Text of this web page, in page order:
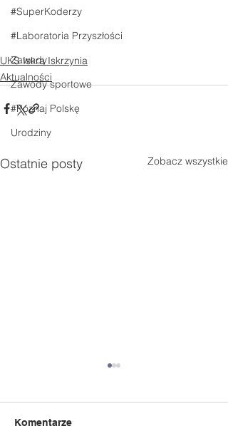
#SuperKoderzy
#Laboratoria Przyszłości
Zawody
Zawody sportowe
#Poznaj Polskę
Urodziny
UKS Iskra Iskrzynia
Aktualności
Ostatnie posty Zobacz wszystkie
Komentarze